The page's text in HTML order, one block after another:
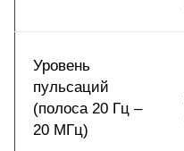
Уровень
пульсаций
(полоса 20 Гц –
20 МГц)